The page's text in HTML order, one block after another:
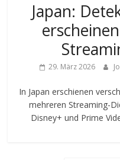
Japan:
29. März 2026
In Japan erschienen
mehreren Streaming-
Disney+ und Prime